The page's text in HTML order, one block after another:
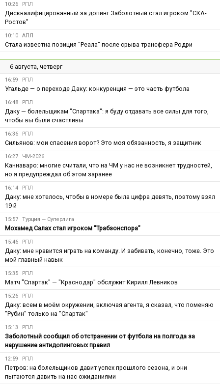
10:26 РПЛ
Дисквалифицированный за допинг Заболотный стал игроком "СКА-
Ростов"
10:10 АПЛ
Стала известна позиция "Реала" после срыва трансфера Родри
6 августа, четверг
16:59 РПЛ
Угальде — о переходе Даку: конкуренция — это часть футбола
16:48 РПЛ
Даку — болельщикам "Спартака": я буду отдавать все силы для того,
чтобы вы были счастливы
16:36 РПЛ
Сильянов: мои спасения ворот? Это моя обязанность, я защитник
16:27 ЧМ-2026
Каннаваро: многие считали, что на ЧМ у нас не возникнет трудностей,
но я предупреждал об этом заранее
16:14 РПЛ
Даку: мне хотелось, чтобы в номере была цифра девять, поэтому взял
19-й
15:57 Турция — Суперлига
Мохамед Салах стал игроком "Трабзонспора"
15:46 РПЛ
Даку: мне нравится играть на команду. И забивать, конечно, тоже. Это
мой главный навык
15:35 РПЛ
Матч "Спартак" — "Краснодар" обслужит Кирилл Левников
15:26 РПЛ
Даку: всем в моём окружении, включая агента, я сказал, что поменяю
"Рубин" только на "Спартак"
15:13 РПЛ
Заболотный сообщил об отстранении от футбола на полгода за
нарушение антидопинговых правил
12:59 РПЛ
Петров: на болельщиков давит успех прошлого сезона, и они
пытаются давить на нас ожиданиями